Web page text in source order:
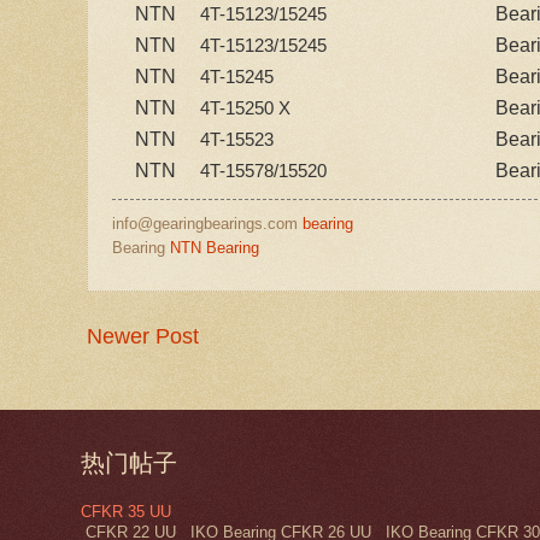
NTN 4T-15123/15245
NTN
4T-15123/15245
NTN
4T-15245
NTN
4T-15250 X
NTN
4T-15523
NTN
4T-15578/15520
info@gearingbearings.com bearing
Bearing NTN Bearing
Newer Post
热门帖子
CFKR 35 UU
CFKR 22 UU IKO Bearing CFKR 26 UU IKO Bearing CFKR